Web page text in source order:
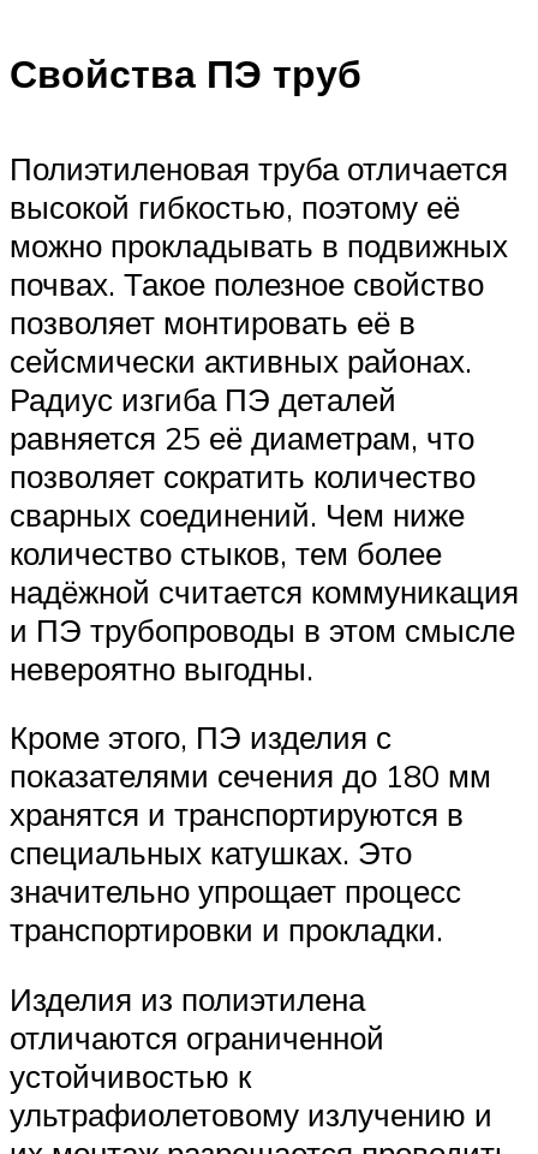
Свойства ПЭ труб
Полиэтиленовая труба отличается
высокой гибкостью, поэтому её
можно прокладывать в подвижных
почвах. Такое полезное свойство
позволяет монтировать её в
сейсмически активных районах.
Радиус изгиба ПЭ деталей
равняется 25 её диаметрам, что
позволяет сократить количество
сварных соединений. Чем ниже
количество стыков, тем более
надёжной считается коммуникация
и ПЭ трубопроводы в этом смысле
невероятно выгодны.
Кроме этого, ПЭ изделия с
показателями сечения до 180 мм
хранятся и транспортируются в
специальных катушках. Это
значительно упрощает процесс
транспортировки и прокладки.
Изделия из полиэтилена
отличаются ограниченной
устойчивостью к
ультрафиолетовому излучению и